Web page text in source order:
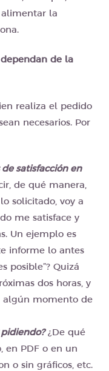
la
de la
realiza el pedido
necesarios. Por
satisfacción en
de qué manera,
solicitado, voy a
me satisface y
Un ejemplo es
informe lo antes
posible”? Quizá
dos horas, y
algún momento de
¿De qué
en PDF o en un
o sin gráficos, etc.